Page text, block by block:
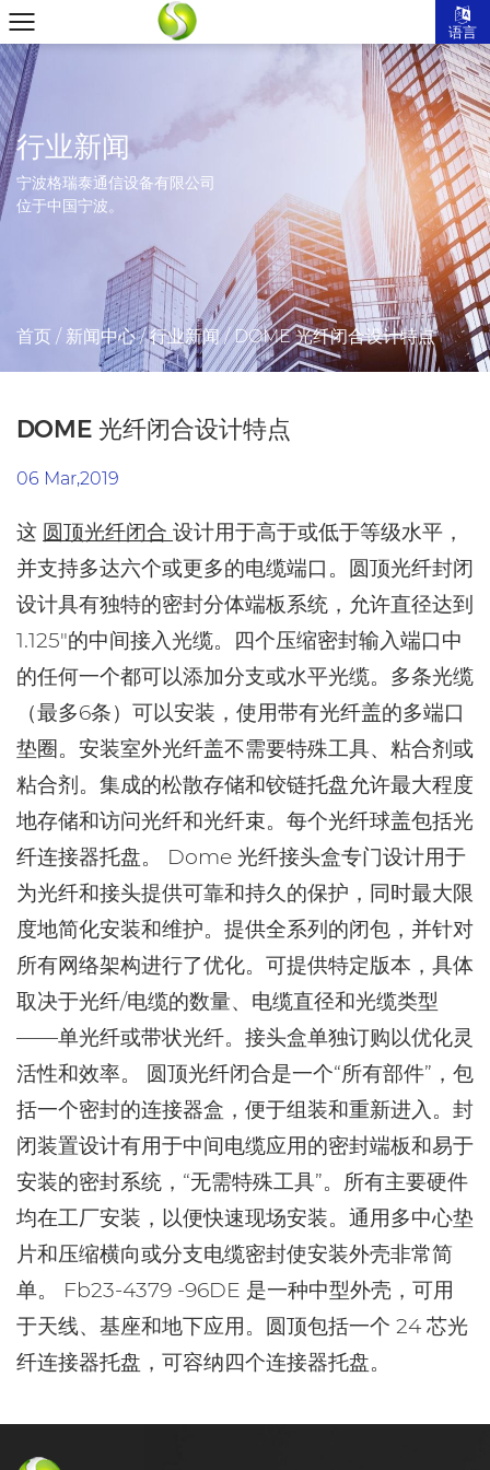
语言
行业新闻
宁波格瑞泰通信设备有限公司
位于中国宁波。
首页 / 新闻中心/行业新闻/DOME 光纤闭合设计特点
DOME 光纤闭合设计特点
06 Mar,2019
这 圆顶光纤闭合 设计用于高于或低于等级水平，
并支持多达六个或更多的电缆端口。圆顶光纤封闭
设计具有独特的密封分体端板系统，允许直径达到
1.125"的中间接入光缆。四个压缩密封输入端口中
的任何一个都可以添加分支或水平光缆。多条光缆
（最多6条）可以安装，使用带有光纤盖的多端口
垫圈。安装室外光纤盖不需要特殊工具、粘合剂或
粘合剂。集成的松散存储和铰链托盘允许最大程度
地存储和访问光纤和光纤束。每个光纤球盖包括光
纤连接器托盘。 Dome 光纤接头盒专门设计用于
为光纤和接头提供可靠和持久的保护，同时最大限
度地简化安装和维护。提供全系列的闭包，并针对
所有网络架构进行了优化。可提供特定版本，具体
取决于光纤/电缆的数量、电缆直径和光缆类型
——单光纤或带状光纤。接头盒单独订购以优化灵
活性和效率。 圆顶光纤闭合是一个“所有部件”，包
括一个密封的连接器盒，便于组装和重新进入。封
闭装置设计有用于中间电缆应用的密封端板和易于
安装的密封系统，“无需特殊工具”。所有主要硬件
均在工厂安装，以便快速现场安装。通用多中心垫
片和压缩横向或分支电缆密封使安装外壳非常简
单。 Fb23-4379 -96DE 是一种中型外壳，可用
于天线、基座和地下应用。圆顶包括一个 24 芯光
纤连接器托盘，可容纳四个连接器托盘。